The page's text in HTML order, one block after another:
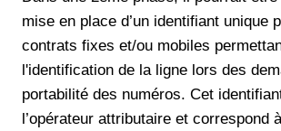
mise en place d’un identifiant unique
contrats fixes et/ou mobiles
l'identification de la ligne lors des
portabilité des numéros. Cet
l’opérateur attributaire et correspond